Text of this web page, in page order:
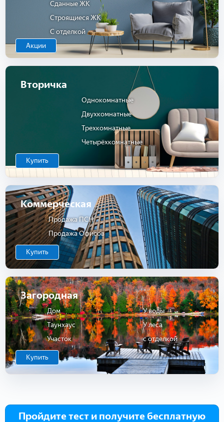
Сданные ЖК
Строящиеся ЖК
С отделкой
Акции
Вторичка
Однокомнатные
Двухкомнатные
Трехкомнатные
Четырёхкомнатные
Купить
Коммерческая
Продажа ПСН
Продажа Офисов
Купить
Загородная
Дом
Таунхаус
Участок
У воды
У леса
с отделкой
Купить
Пройдите тест и получите бесплатную